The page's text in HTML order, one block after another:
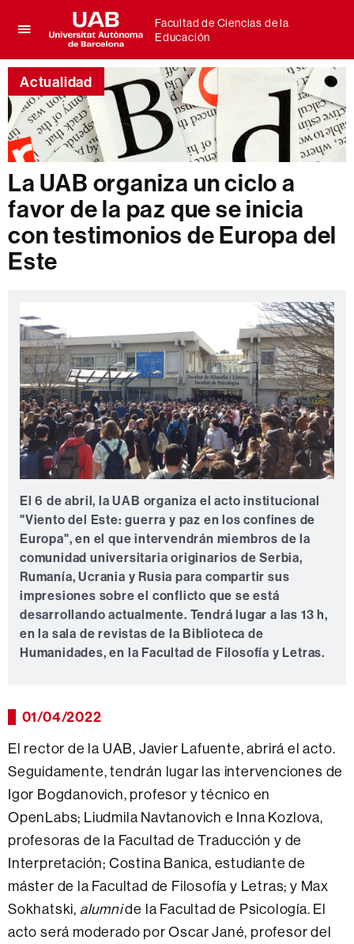
aquí
para
desplegar
el
menú
de
Facultad
Ciencias
de
la
Educación
Universitat
Autònoma
de
Barcelona
Facultad de Ciencias de la
Educación
Actualidad
La UAB organiza un ciclo a
favor de la paz que se inicia
con testimonios de Europa del
Este
El 6 de abril, la UAB organiza el acto institucional
"Viento del Este: guerra y paz en los confines de
Europa", en el que intervendrán miembros de la
comunidad universitaria originarios de Serbia,
Rumanía, Ucrania y Rusia para compartir sus
impresiones sobre el conflicto que se está
desarrollando actualmente. Tendrá lugar a las 13 h,
en la sala de revistas de la Biblioteca de
Humanidades, en la Facultad de Filosofía y Letras.
01/04/2022
El rector de la UAB, Javier Lafuente, abrirá el acto.
Seguidamente, tendrán lugar las intervenciones de
Igor Bogdanovich, profesor y técnico en
OpenLabs; Liudmila Navtanovich e Inna Kozlova,
profesoras de la Facultad de Traducción y de
Interpretación; Costina Banica, estudiante de
máster de la Facultad de Filosofía y Letras; y Max
Sokhatski, alumnide la Facultad de Psicología. El
acto será moderado por Oscar Jané, profesor del